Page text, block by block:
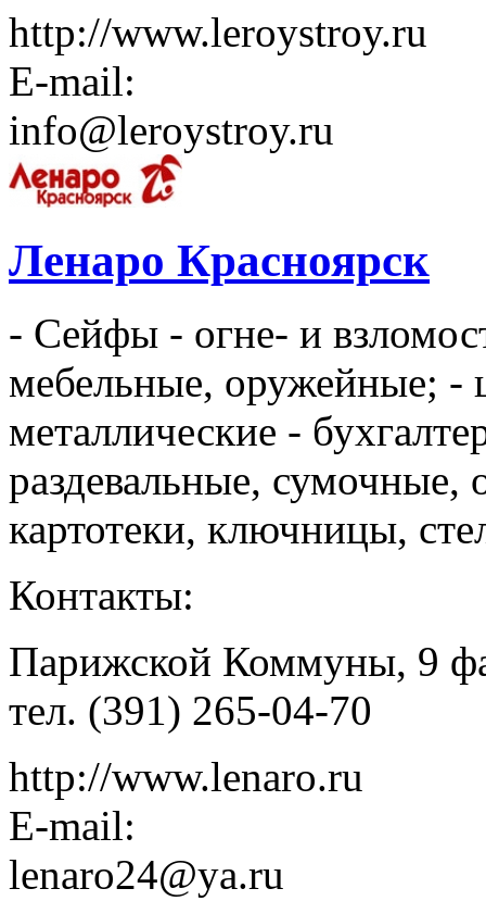
http://www.leroystroy.ru
E-mail:
info@leroystroy.ru
Ленаро Красноярск
- Cейфы - огне- и
мебельные, оружейные;
металлические -
раздевальные, сумочные,
картотеки, ключницы,
Контакты:
Парижской Коммуны, 9
тел. (391) 265-04-70
http://www.lenaro.ru
E-mail:
lenaro24@ya.ru